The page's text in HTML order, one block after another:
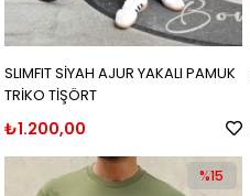
SLIMFIT SİYAH AJUR YAKALI PAMUK
TRİKO TİŞÖRT
₺1.200,00
%15